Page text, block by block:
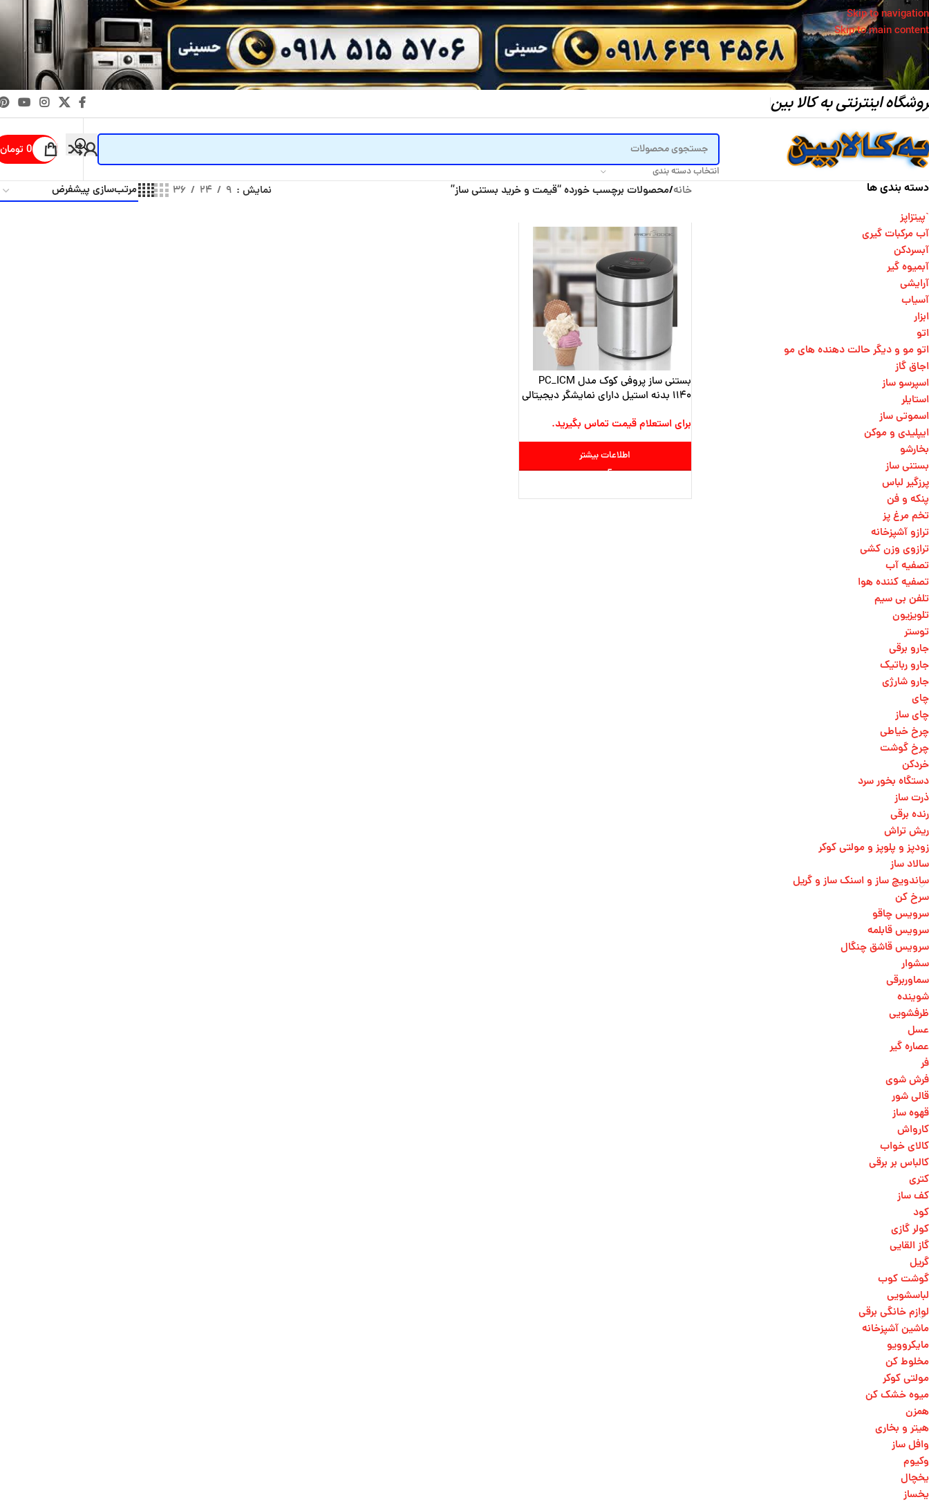
Skip to navigation
Skip to main content
اینترنتی به کالا بین
انتخاب دسته بندی
0 تومان
دسته بندی ها
`پیتزاپز
آب مرکبات گیری
آبسردکن
آبمیوه گیر
آرایشی
آسیاب
ابزار
اتو
اتو مو و دیگر حالت دهنده های مو​
اجاق گاز
اسپرسو ساز
استایلر
اسموتی ساز
ایپلیدی و موکن
بخارشو
بستنی ساز
پرزگیر لباس
پنکه و فن
تخم مرغ پز
ترازو آشپزخانه
ترازوی وزن کشی​
تصفیه آب
تصفیه کننده هوا
تلفن بی سیم
تلویزیون
توستر
جارو برقی
جارو رباتیک
جارو شارژی
چای
چای ساز
چرخ خیاطی
چرخ گوشت
خردکن
دستگاه بخور سرد
ذرت ساز
رنده برقی
ریش تراش
زودپز و پلوپز و مولتی کوکر
سالاد ساز
ساندویچ ساز و اسنک ساز و گریل
سرخ کن
سرویس چاقو
سرویس قابلمه
سرویس قاشق چنگال
سشوار
سماوربرقی
شوینده
ظرفشویی
عسل
عصاره گیر
فر
فرش شوی
قالی شور
قهوه ساز
کارواش
کالای خواب
کالباس بر برقی
کتری
کف ساز
کود
کولر گازی
گاز القایی
گریل
گوشت کوب
لباسشویی
لوازم خانگی برقی
ماشین آشپزخانه
مایکروویو
مخلوط کن
مولتی کوکر
میوه خشک کن
همزن
هیتر و بخاری
وافل ساز
وکیوم
یخچال
یخساز
خانه/محصولات برچسب خورده “قیمت و خرید بستنی ساز” نمایش ۹ ۲۴ ۳۶
بستنی ساز پروفی کوک مدل PC_ICM
1140 بدنه استیل دارای نمایشگر دیجیتالی
برای استعلام قیمت تماس بگیرید.
اطلاعات بیشتر